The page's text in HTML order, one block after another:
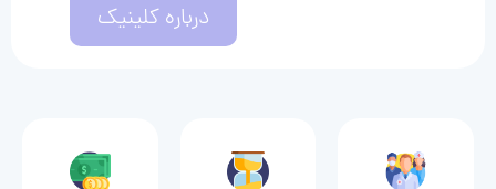
درباره کلینیک